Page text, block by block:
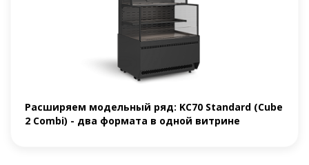
Расширяем модельный ряд: KC70 Standard (Cube
2 Combi) - два формата в одной витрине